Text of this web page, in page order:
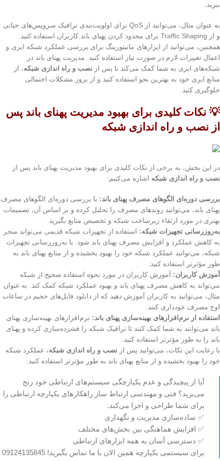
ببرید.
به عنوان مثال، می‌توانید از QoS برای اولویت‌بندی ترافیک سرویس‌های حیاتی
و از Traffic Shaping برای محدود کردن پهنای باند کاربران استفاده کنید.
همچنین، می‌توانید از ابزارهای مانیتورینگ برای بررسی عملکرد شبکه ابری و
اعمال تغییرات لازم در صورت نیاز استفاده کنید. مدیریت پهنای باند در
شبکه‌های ابری به شما کمک می‌کند تا پس از نصب و راه اندازی شبکه، از
منابع ابری خود به بهترین نحو استفاده کنید و از بروز مشکلات احتمالی
جلوگیری کنید.
💡 نکات کلیدی برای بهبود مدیریت پهنای باند پس
از نصب و راه اندازی شبکه
در این بخش، به برخی از نکات کلیدی برای بهبود مدیریت پهنای باند پس از
نصب و راه اندازی شبکه اشاره می‌کنیم:
بررسی دوره‌ای الگوهای مصرف پهنای باند: با بررسی دوره‌ای الگوهای مصرف
پهنای باند، می‌توانید روندهای مصرف را تحلیل کرده و بر اساس آن، تصمیمات
بهتری در مورد ارتقاء زیرساخت شبکه و تخصیص منابع بگیرید.
به‌روزرسانی تجهیزات شبکه: استفاده از تجهیزات شبکه قدیمی می‌تواند منجر
به کاهش عملکرد و افزایش مصرف پهنای باند شود. با به‌روزرسانی تجهیزات
شبکه، می‌توانید عملکرد شبکه خود را بهبود بخشیده و از منابع پهنای باند به
طور مؤثرتر استفاده کنید.
آموزش کاربران: آموزش کاربران در مورد نحوه استفاده صحیح از شبکه
می‌تواند به کاهش مصرف پهنای باند و بهبود عملکرد شبکه کمک کند. به عنوان
مثال، می‌توانید به کاربران آموزش دهید که از دانلود فایل‌های حجیم در ساعات
اوج مصرف خودداری کنند.
استفاده از نرم‌افزارهای بهینه‌سازی پهنای باند: نرم‌افزارهای بهینه‌سازی پهنای
باند می‌توانند به شما کمک کنند تا ترافیک شبکه را فشرده‌سازی کرده و پهنای
باند را به طور مؤثرتر استفاده کنید.
با رعایت این نکات، می‌توانید پس از نصب و راه اندازی شبکه، عملکرد شبکه
خود را بهبود بخشیده و از منابع پهنای باند به طور مؤثرتر استفاده کنید.
آیا از پیچیدگی و عدم یکپارچگی سیستم‌های ارتباطی خود رنج
می‌برید؟ فنی و مهندسی ارتباط ساز راهکارهای یکپارچه ارتباطی را
برای شما طراحی و اجرا می‌کند.
✅ ساده‌سازی مدیریت و نگهداری
✅ افزایش هماهنگی بین بخش‌های مختلف
✅ دسترسی آسان به همه ابزارهای ارتباطی
برای سیستمی یکپارچه همین الان با ما تماس بگیرید! 09124135845